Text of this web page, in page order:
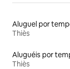
Thiès
Thiès